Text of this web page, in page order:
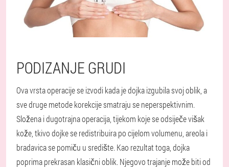
PODIZANJE GRUDI
Ova vrsta operacije se izvodi kada je dojka izgubila svoj oblik, a
sve druge metode korekcije smatraju se neperspektivnim.
Složena i dugotrajna operacija, tijekom koje se odsiječe višak
kože, tkivo dojke se redistribuira po cijelom volumenu, areola i
bradavica se pomiču u središte. Kao rezultat toga, dojka
poprima prekrasan klasični oblik. Njegovo trajanje može biti od